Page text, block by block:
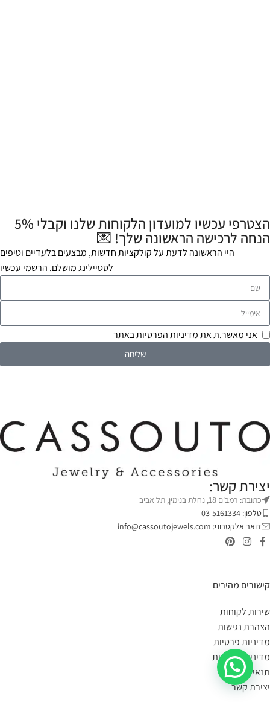
הצטרפי עכשיו למועדון הלקוחות שלנו וקבלי 5%
הנחה לרכישה הראשונה שלך! 💌
היי הראשונה לדעת על קולקציות חדשות, מבצעים בלעדיים וטיפים
לסטיילינג מושלם. הרשמי עכשיו
אני מאשר.ת אתמדיניות הפרטיותבאתר
שליחה
יצירת קשר:
כתובת: רמב'ם 18, נחלת בנימין, תל אביב
טלפון: 03-5161334
דואר אלקטרוני: info@cassoutojewels.com
קישורים מהירים
שירות לקוחות
הצהרת נגישות
מדיניות פרטיות
מדיניות החזרות
תנאי שימוש
יצירת קשר